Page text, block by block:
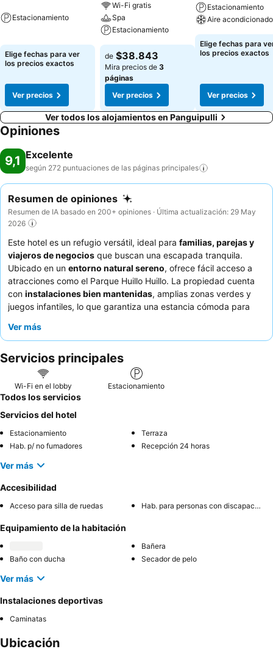
Estacionamiento
Elige fechas para ver
los precios exactos
Ver precios
Wi-Fi gratis
Spa
Estacionamiento
de $38.843
Mira precios de 3
páginas
Ver precios
Estacionamiento
Aire acondicionado
Elige fechas para
los precios exactos
Ver precios
Ver todos los alojamientos en Panguipulli
Opiniones
9,1 Excelente
según 272 puntuaciones de las páginas principales
Resumen de opiniones
Resumen de IA basado en 200+ opiniones · Última actualización: 29 May
2026
Este hotel es un refugio versátil, ideal para familias, parejas y
viajeros de negocios que buscan una escapada tranquila.
Ubicado en un entorno natural sereno, ofrece fácil acceso a
atracciones como el Parque Huillo Huillo. La propiedad cuenta
con instalaciones bien mantenidas, amplias zonas verdes y
juegos infantiles, lo que garantiza una estancia cómoda para
atento y amable
productos locales. Para una experiencia verdaderamente
relajante, considere reservar una habitación con vistas a la
naturaleza circundante.
Ver más
Servicios principales
Wi-Fi en el lobby Estacionamiento
Todos los servicios
Servicios del hotel
Estacionamiento
Terraza
Hab. p/ no fumadores
Recepción 24 horas
Ver más
Accesibilidad
Acceso para silla de ruedas Hab. para personas con discapacidad
Equipamiento de la habitación
Bañera
Baño con ducha
Secador de pelo
Ver más
Instalaciones deportivas
Caminatas
Ubicación